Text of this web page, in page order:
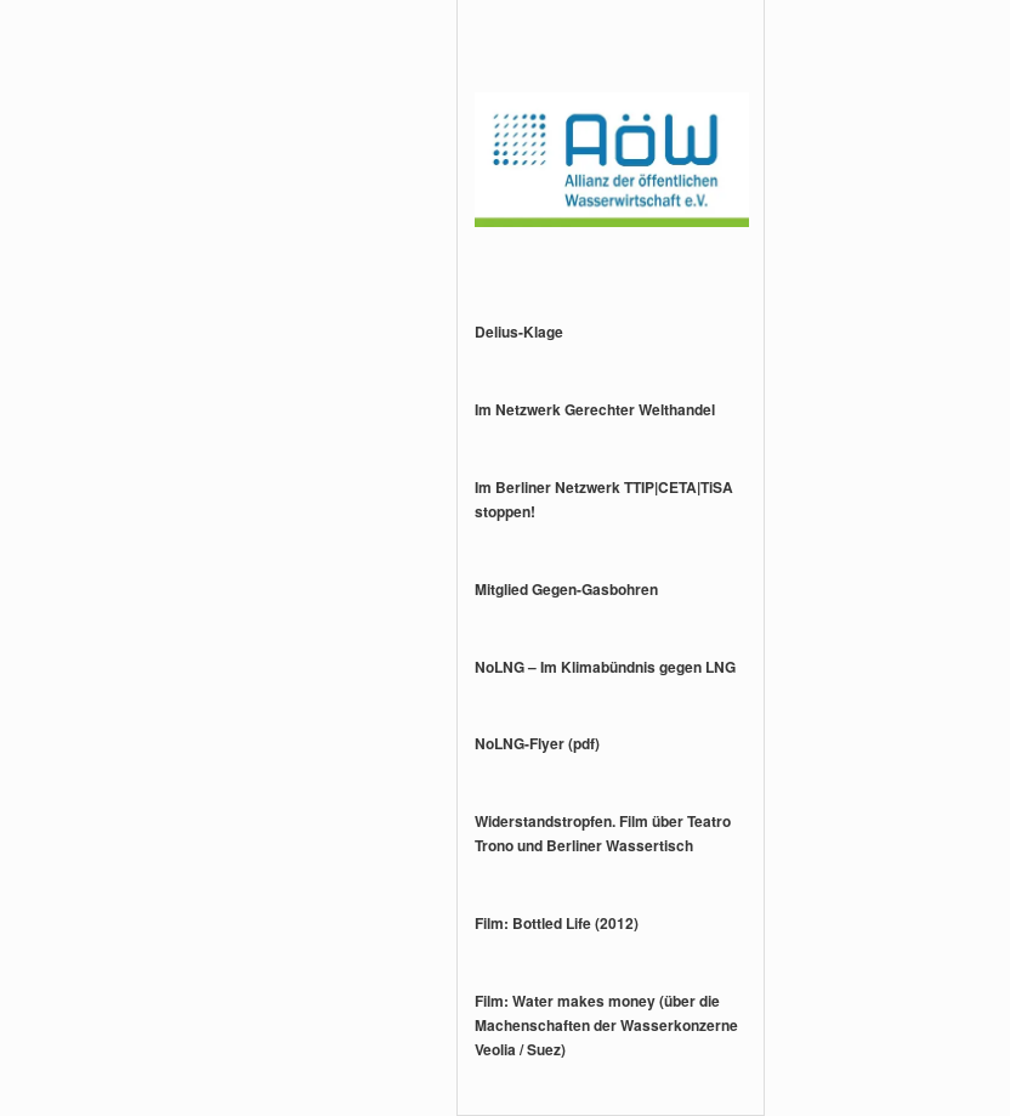
Delius-Klage
Im Netzwerk Gerechter Welthandel
Im Berliner Netzwerk TTIP|CETA|TiSA
stoppen!
Mitglied Gegen-Gasbohren
NoLNG – Im Klimabündnis gegen LNG
NoLNG-Flyer (pdf)
Widerstandstropfen. Film über Teatro
Trono und Berliner Wassertisch
Film: Bottled Life (2012)
Film: Water makes money (über die
Machenschaften der Wasserkonzerne
Veolia / Suez)